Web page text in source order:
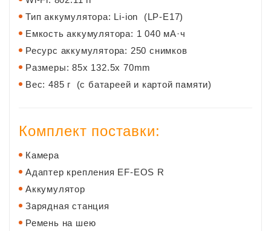
Тип аккумулятора: Li-ion (LP-E17)
Емкость аккумулятора: 1 040 мА·ч
Ресурс аккумулятора: 250 снимков
Размеры: 85x 132.5x 70mm
Вес: 485 г (с батареей и картой памяти)
Комплект поставки:
Камера
Адаптер крепления EF-EOS R
Аккумулятор
Зарядная станция
Ремень на шею